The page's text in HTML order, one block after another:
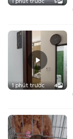
1 phút trước 4